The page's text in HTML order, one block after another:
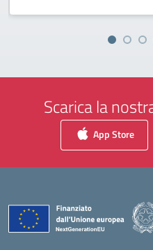
Scarica la
App Store